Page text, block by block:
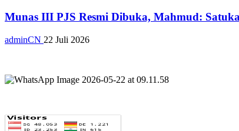
Munas III PJS Resmi Dibuka, Mahmud:
adminCN 22 Juli 2026